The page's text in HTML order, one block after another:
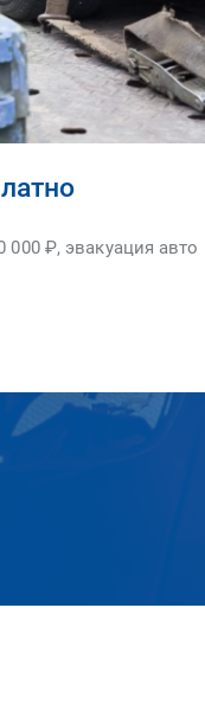
000 ₽, эвакуация авто